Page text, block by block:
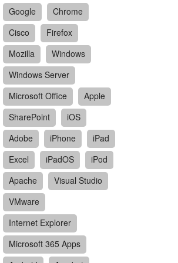
Google
Chrome
Cisco
Firefox
Mozilla
Windows
Windows Server
Microsoft Office
Apple
SharePoint
iOS
Adobe
iPhone
iPad
Excel
iPadOS
iPod
Apache
Visual Studio
VMware
Internet Explorer
Microsoft 365 Apps